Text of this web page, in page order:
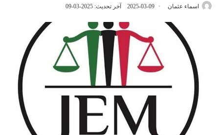
اسماء عثمان 2025-03-09 آخر تحديث: 2025-03-09